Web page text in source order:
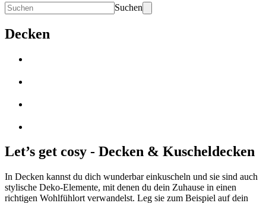
Suchen
Decken
Let’s get cosy - Decken & Kuscheldecken
In Decken kannst du dich wunderbar einkuscheln und sie sind auch
stylische Deko-Elemente, mit denen du dein Zuhause in einen
richtigen Wohlfühlort verwandelst. Leg sie zum Beispiel auf dein